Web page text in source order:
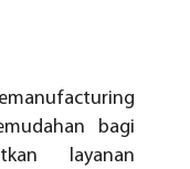
bagi
layanan